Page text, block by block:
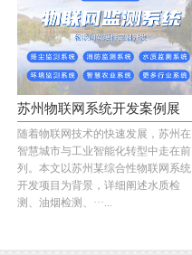
苏州物联网系统开发案例展
示：多场···
随着物联网技术的快速发展，苏州在
智慧城市与工业智能化转型中走在前
列。本文以苏州某综合性物联网系统
开发项目为背景，详细阐述水质检
测、油烟检测、···...